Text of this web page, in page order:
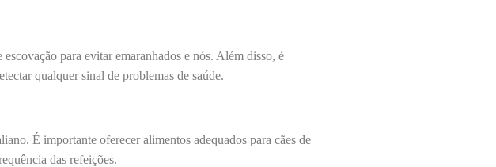
para evitar emaranhados e nós. Além disso, é
qualquer sinal de problemas de saúde.
É importante oferecer alimentos adequados para cães de
das refeições.